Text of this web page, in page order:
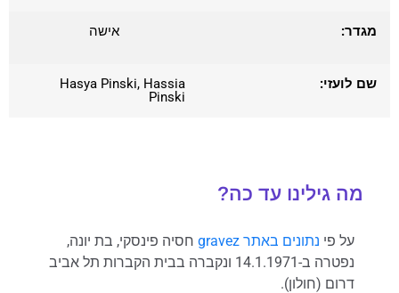
מגדר: אישה
שם לועזי:
Hasya Pinski, Hassia
Pinski
מה גילינו עד כה?
על פי נתונים באתר gravez
חסיה פינסקי, בת יונה,
נפטרה ב-14.1.1971 ונקברה בבית הקברות תל אביב
דרום (חולון).